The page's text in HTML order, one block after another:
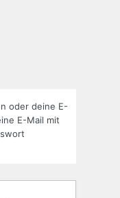
oder deine E-
E-Mail mit